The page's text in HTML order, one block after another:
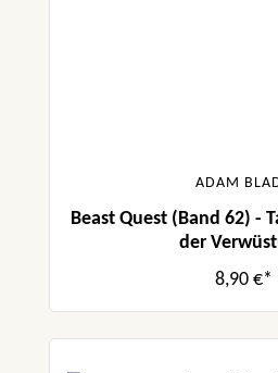
ADAM
Beast Quest (Band 62) -
der
8,90 €*